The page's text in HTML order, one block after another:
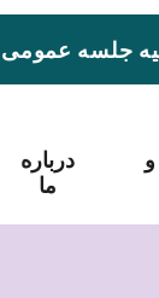
جلسه عمومی
درباره
ما